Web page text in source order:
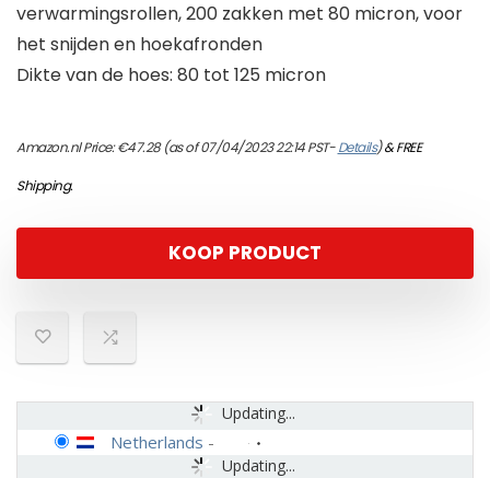
verwarmingsrollen, 200 zakken met 80 micron, voor
het snijden en hoekafronden
Dikte van de hoes: 80 tot 125 micron
Amazon.nl Price:€47.28(as of 07/04/2023 22:14 PST-Details)&FREE
Shipping.
KOOP PRODUCT
Updating...
Updating...
Netherlands -